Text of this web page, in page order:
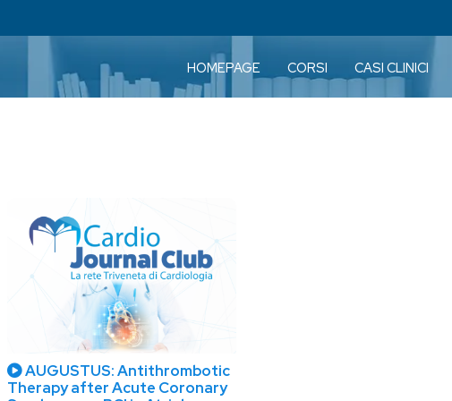
HOMEPAGE CORSI CASI CLINICI
AUGUSTUS: Antithrombotic
Therapy after Acute Coronary